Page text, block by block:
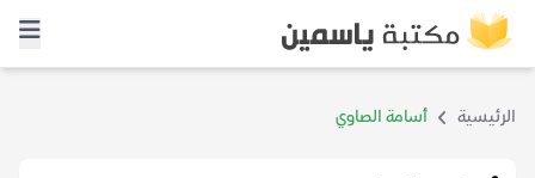
الرئيسية أسامة الصاوي